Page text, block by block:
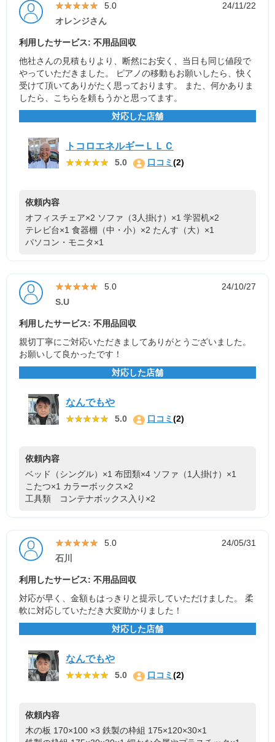
★★★★★
★★★★★ 5.0
24/11/22
オレンジさん
利用したサービス: 不用品回収
他社さんの見積もりより、断然にお安く、当日も同じ値段で
やっていただきました。 ピアノの移動もお願いしたら、快く
受けて頂いてありがたく思っております。 また、何かありま
したら、こちらを頼もうかと思ってます。
対応した店舗
トコロエネルギーＬＬＣ
★★★★★
★★★★★ 5.0 口コミ(2)
依頼内容
オフィスチェア×2 ソファ（3人掛け）×1 学習机×2
テレビ台×1 食器棚（中・小）×2 たんす（大）×1
パソコン・モニタ×1
★★★★★
★★★★★ 5.0
24/10/27
S.U
利用したサービス: 不用品回収
親切丁寧にご対応いただきましてありがとうございました。
お願いして良かったです！
対応した店舗
なんでもや
★★★★★
★★★★★ 5.0 口コミ(2)
依頼内容
ベッド（シングル）×1 布団類×4 ソファ（1人掛け）×1
こたつ×1 カラーボックス×2
工具類 コンテナボックス入り×2
★★★★★
★★★★★ 5.0
24/05/31
石川
利用したサービス: 不用品回収
対応が早く、金額もはっきりと提示していただけました。 柔
軟に対応していただき大変助かりました！
対応した店舗
なんでもや
★★★★★
★★★★★ 5.0 口コミ(2)
依頼内容
木の板 170×100 ×3 鉄製の枠組 175×120×30×1